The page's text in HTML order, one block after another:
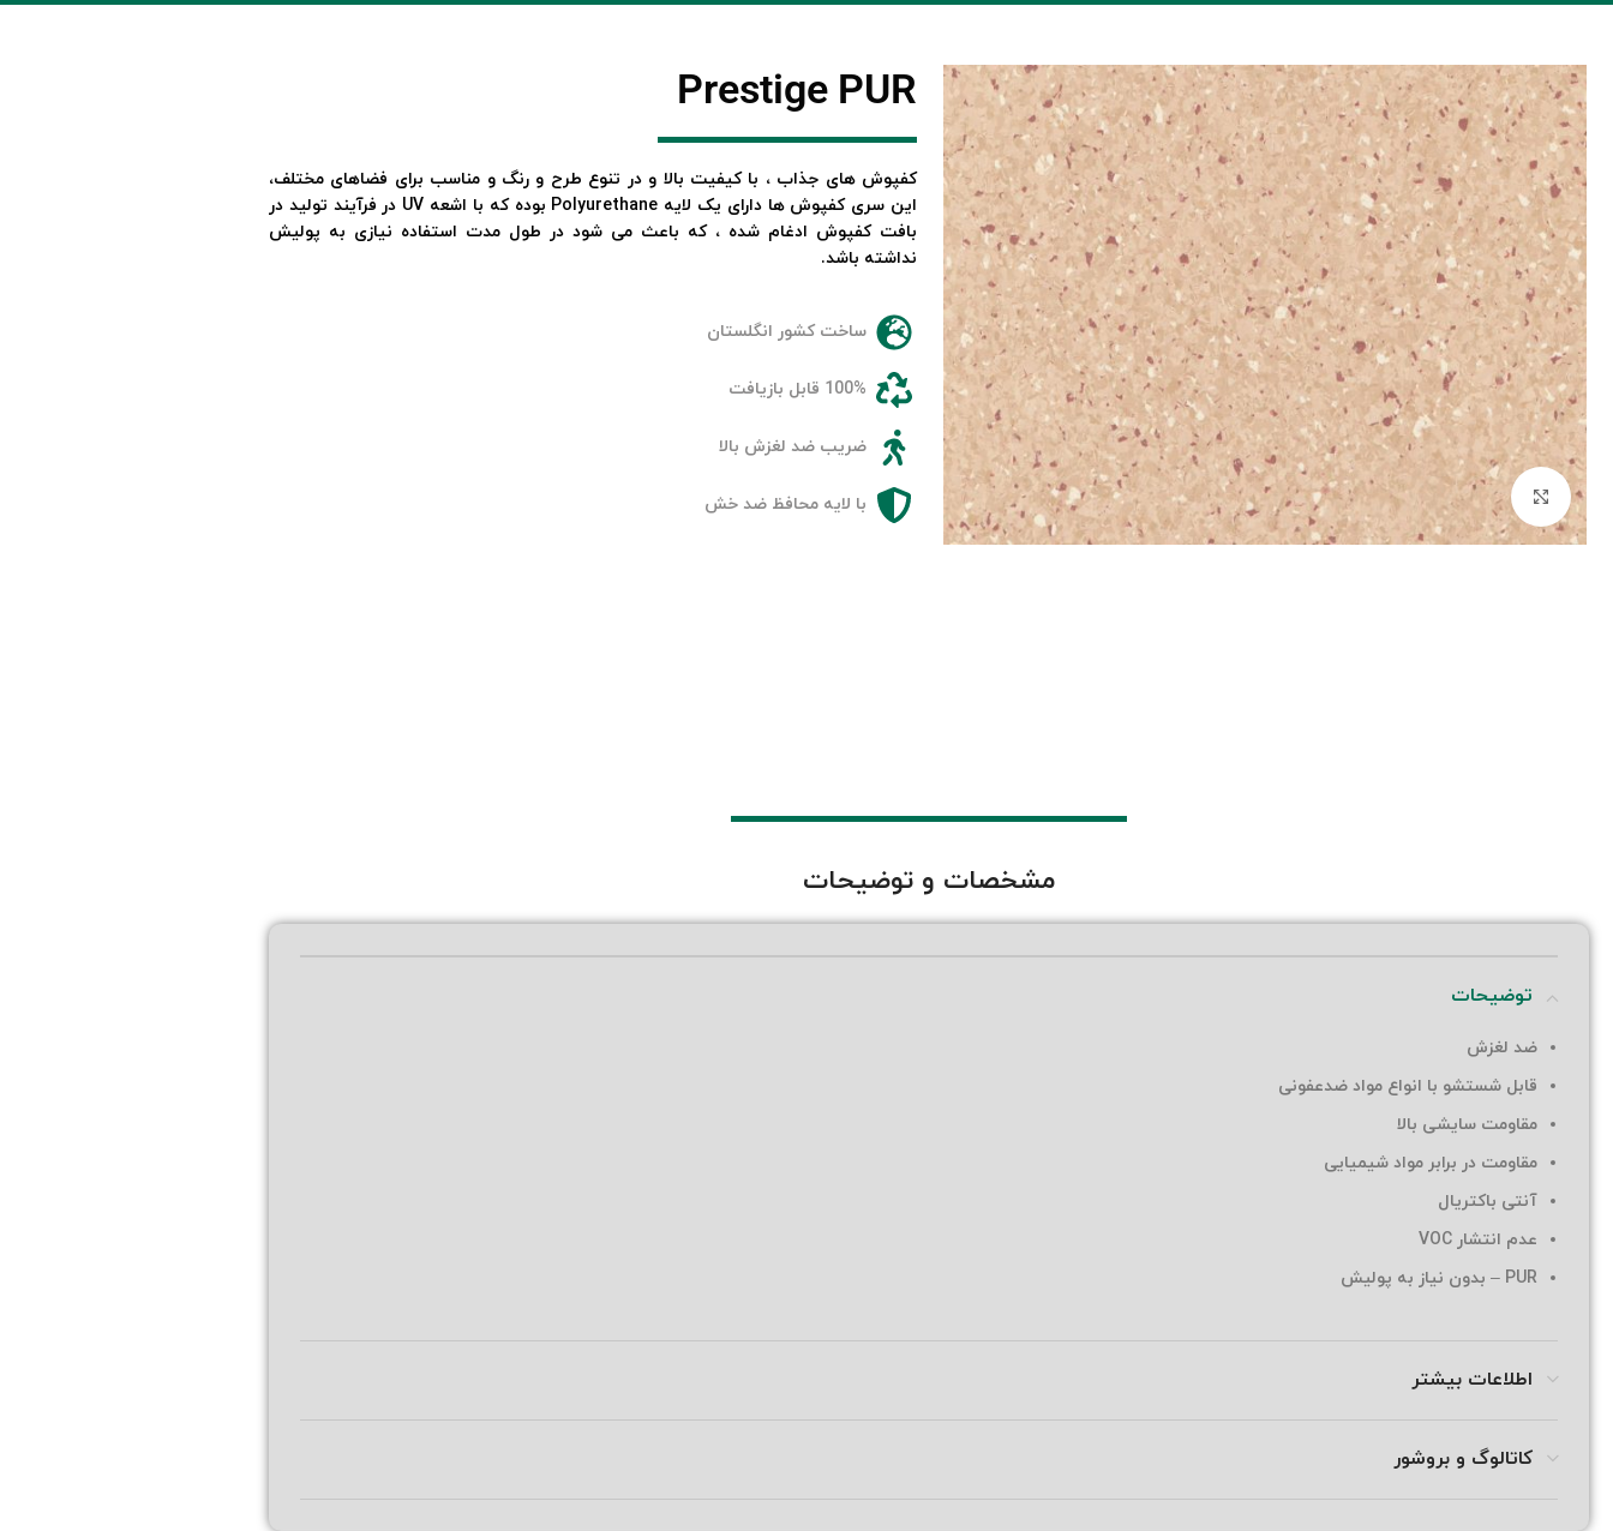
برای بزرگنمایی کلیک کنید
Prestige PUR
ﮐﻔﭙﻮش ﻫﺎی ﺟﺬاب ، ﺑﺎ ﮐﯿﻔﯿﺖ ﺑﺎﻻ و در ﺗﻨﻮع ﻃﺮح و رﻧﮓ و ﻣﻨﺎﺳﺐ ﺑﺮای ﻓﻀﺎﻫﺎی ﻣﺨﺘﻠﻒ،
اﯾﻦ ﺳﺮی ﮐﻔﭙﻮش ﻫﺎ دارای ﯾﮏ ﻻﯾﻪ Polyurethane بوده که با اشعه UV در فرآیند تولید در
بافت کفپوش ادغام شده ، ﮐﻪ ﺑﺎﻋﺚ ﻣﯽ ﺷﻮد در ﻃﻮل ﻣﺪت اﺳﺘﻔﺎده ﻧﯿﺎزی ﺑﻪ ﭘﻮﻟﯿﺶ
ﻧﺪاﺷﺘﻪ ﺑﺎﺷﺪ.
ساخت کشور انگلستان
100% قابل بازیافت
ضریب ضد لغزش بالا
با لایه محافظ ضد خش
مشخصات و توضیحات
توضیحات
ضد لغزش
قابل شستشو با انواع مواد ضدعفونی
مقاومت سایشی بالا
مقاومت در برابر مواد شیمیایی
آنتی باکتریال
عدم انتشار VOC
PUR – بدون نیاز به پولیش
اطلاعات بیشتر
کاتالوگ و بروشور